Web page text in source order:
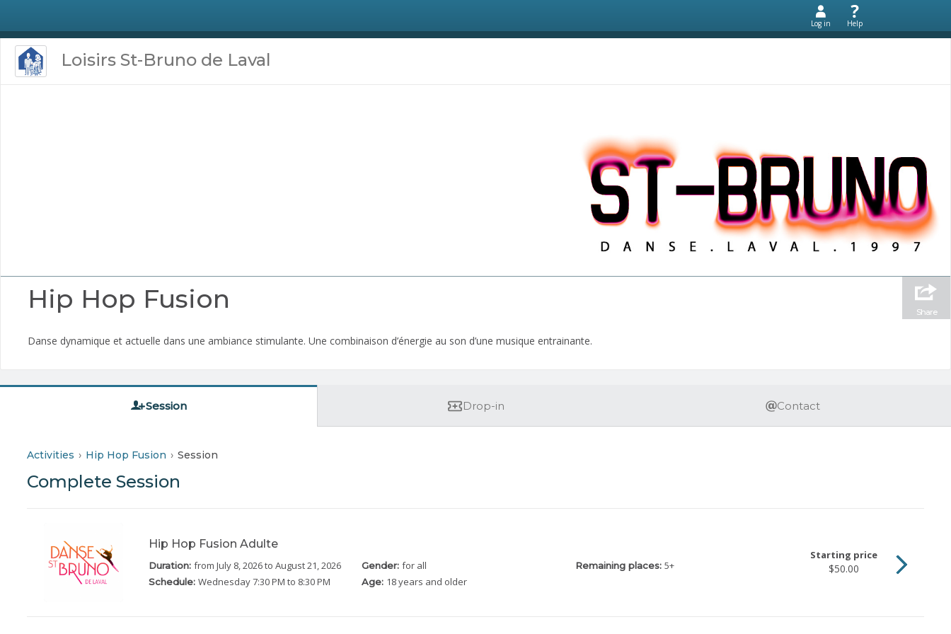
Log in Help
Loisirs St-Bruno de Laval
Share
Hip Hop Fusion
Danse dynamique et actuelle dans une ambiance stimulante. Une combinaison d’énergie au son d’une musique entrainante.
Session Drop-in Contact
Activities Hip Hop Fusion Session
Complete Session
Hip Hop Fusion Adulte
Duration: from July 8, 2026to August 21, 2026 Gender:for all Remaining places: 5+
Schedule: Wednesday7:30 PM to 8:30 PM Age: 18 years and older
Starting price
$50.00